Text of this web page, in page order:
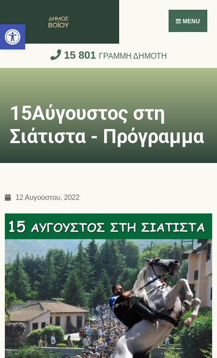
Ανοίξτε τη γραμμή εργαλείων
MENU
15 801 ΓΡΑΜΜΗ ΔΗΜΟΤΗ
15Αύγουστος στη
Σιάτιστα - Πρόγραμμα
12 Αυγούστου, 2022